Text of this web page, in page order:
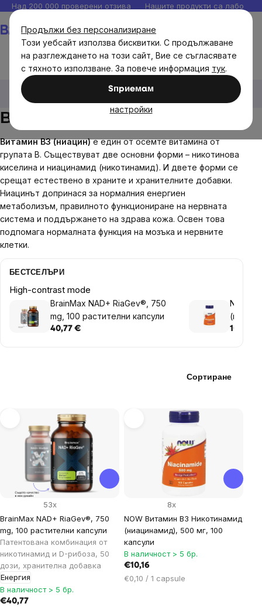
Продължи без персонализиране
Този уебсайт използва бисквитки. С продължаване
на разглеждането на този сайт, Вие се съгласявате
с тяхното използване. За повече информация тук.
Sпpиeмaм
настройки
Прескочи
към
съдържанието
Над 200 000 проверени отзива Нашите продукти са
Витамини, антиоксиданти
Витамин В
Витамин В3
Витамин B3 (ниацин)е един от осемте витамина от
групата B. Съществуват две основни форми – никотинова
киселина и ниацинамид (никотинамид). И двете форми се
срещат естествено в храните и хранителните добавки.
Ниацинът допринася за нормалния енергиен
метаболизъм, правилното функциониране на нервната
система и поддържането на здрава кожа. Освен това
подпомага нормалната функция на мозъка и нервните
клетки.
БЕСТСЕЛЪРИ
High-contrast mode
BrainMax NAD+ RiaGev®, 750
mg, 100 растителни капсули
40,77 €
NOW
капсули
10,16 €
Сортиране
products
BrainMax NAD+ RiaGev®, 750
mg, 100 растителни капсули
Патентована комбинация от
никотинамид и D-рибоза, 50
дози, хранителна добавка
Енергия
53x
В наличност > 5 бр.
€40,77
NOW Витамин B3 Никотинамид
(ниацинамид), 500 мг, 100
капсули
8x
В наличност > 5 бр.
€10,16
Цена
€0,10 / 1 capsule